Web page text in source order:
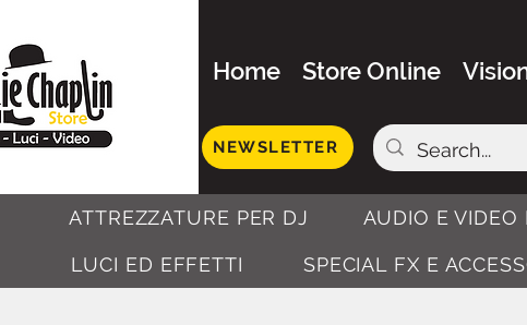
Home Store Online
NEWSLETTER
ATTREZZATURE PER DJ AUDIO E VIDEO
LUCI ED EFFETTI SPECIAL FX E